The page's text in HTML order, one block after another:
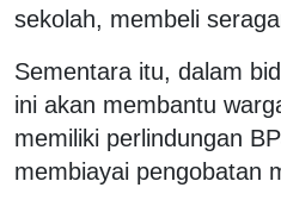
sekolah, membeli
Sementara itu, dalam
ini akan membantu
memiliki perlindungan
membiayai pengobatan